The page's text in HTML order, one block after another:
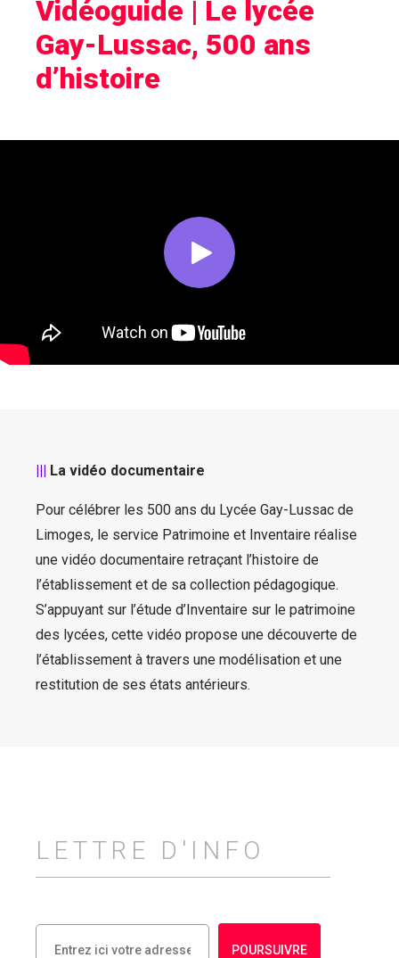
Vidéoguide | Le lycée
Gay-Lussac, 500 ans
d’histoire
||| La vidéo documentaire
Pour célébrer les 500 ans du Lycée Gay-Lussac de
Limoges, le service Patrimoine et Inventaire réalise
une vidéo documentaire retraçant l’histoire de
l’établissement et de sa collection pédagogique.
S’appuyant sur l’étude d’Inventaire sur le patrimoine
des lycées, cette vidéo propose une découverte de
l’établissement à travers une modélisation et une
restitution de ses états antérieurs.
LETTRE D'INFO
POURSUIVRE